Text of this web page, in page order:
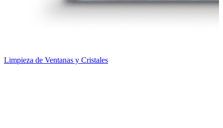
Limpieza de Ventanas y Cristales